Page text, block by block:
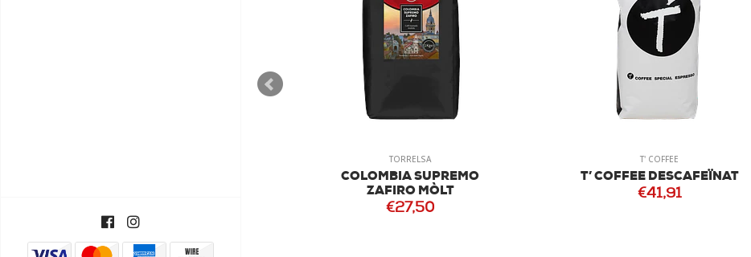
TORRELSA
COLOMBIA SUPREMO
ZAFIRO MÒLT
€27,50
T' COFFEE
T’ COFFEE DESCAFEÏNAT
€41,91